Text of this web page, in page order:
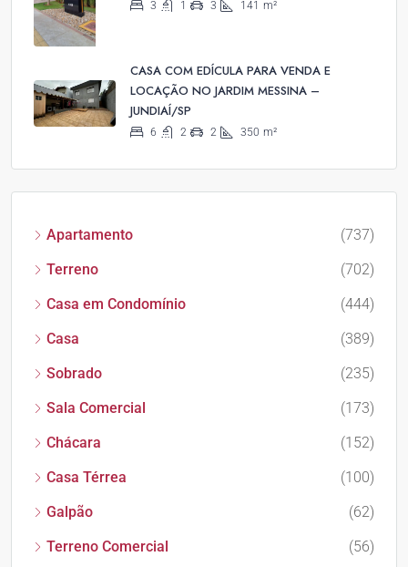
3 1 3 141 m²
CASA COM EDÍCULA PARA VENDA E
LOCAÇÃO NO JARDIM MESSINA –
JUNDIAÍ/SP
6 2 2 350 m²
Apartamento
(737)
Terreno
(702)
Casa em Condomínio
(444)
Casa
(389)
Sobrado
(235)
Sala Comercial
(173)
Chácara
(152)
Casa Térrea
(100)
Galpão
(62)
Terreno Comercial
(56)